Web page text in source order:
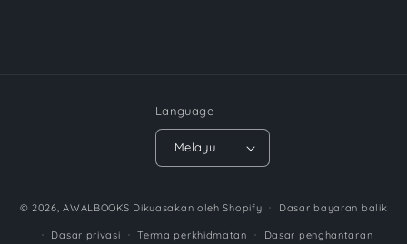
Language
Melayu
methods
© 2026,AWALBOOKS Dikuasakan oleh Shopify Dasar bayaran balik
Dasar privasi Terma perkhidmatan Dasar penghantaran